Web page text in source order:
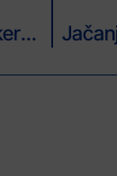
Peti koncert Škole pjevanja Lejle Teskeredžić – 8. juna u BKC-u Tuzla